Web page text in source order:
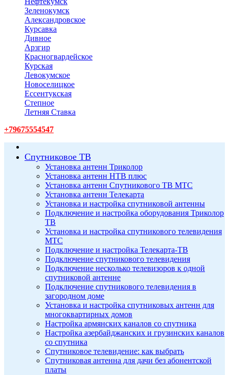
Зеленокумск
Александровское
Курсавка
Дивное
Арзгир
Красногвардейское
Курская
Левокумское
Новоселицкое
Ессентукская
Степное
Летняя Ставка
+79675554547
Спутниковое ТВ
Установка антенн Триколор
Установка антенн НТВ плюс
Установка антенн Спутникового ТВ МТС
Установка антенн Телекарта
Установка и настройка спутниковой антенны
Подключение и настройка оборудования Триколор
ТВ
Установка и настройка спутникового телевидения
МТС
Подключение и настройка Телекарта-ТВ
Подключение спутникового телевидения
Подключение несколько телевизоров к одной
спутниковой антенне
Подключение спутникового телевидения в
загородном доме
Установка и настройка спутниковых антенн для
многоквартирных домов
Настройка армянских каналов со спутника
Настройка азербайджанских и грузинских каналов
со спутника
Спутниковое телевидение: как выбрать
Спутниковая антенна для дачи без абонентской
платы